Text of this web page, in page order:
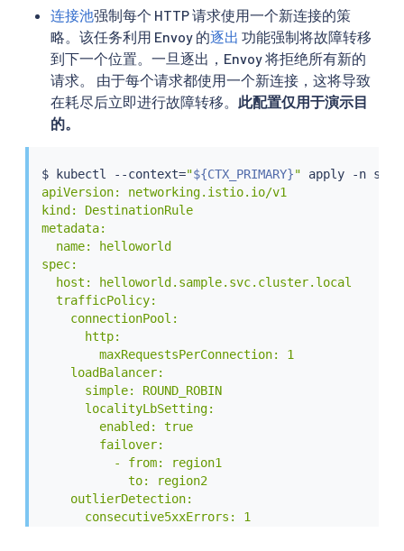
连接池强制每个 HTTP 请求使用一个新连接的策
略。该任务利用 Envoy 的逐出 功能强制将故障转移
到下一个位置。一旦逐出，Envoy 将拒绝所有新的
请求。 由于每个请求都使用一个新连接，这将导致
在耗尽后立即进行故障转移。 此配置仅用于演示目
的。
$ kubectl --context="${CTX_PRIMARY}" apply -n
apiVersion: networking.istio.io/v1
kind: DestinationRule
metadata:
  name: helloworld
spec:
  host: helloworld.sample.svc.cluster.local
  trafficPolicy:
    connectionPool:
      http:
        maxRequestsPerConnection: 1
    loadBalancer:
      simple: ROUND_ROBIN
      localityLbSetting:
        enabled: true
        failover:
          - from: region1
            to: region2
    outlierDetection:
      consecutive5xxErrors: 1